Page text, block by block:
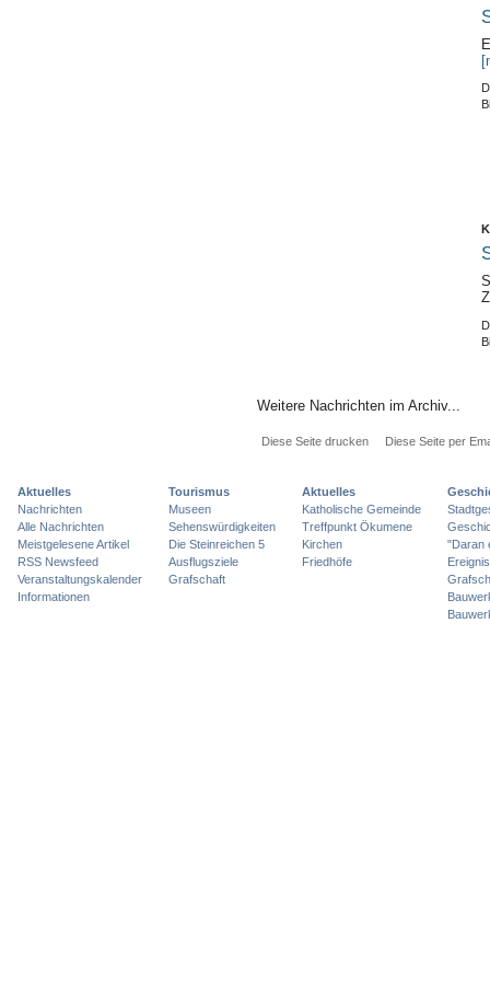
Weitere Nachrichten im Archiv...
Diese Seite drucken Diese Seite per
Aktuelles
Nachrichten
Alle Nachrichten
Meistgelesene Artikel
RSS Newsfeed
Veranstaltungskalender
Informationen
Tourismus
Museen
Sehenswürdigkeiten
Die Steinreichen 5
Ausflugsziele
Grafschaft
Aktuelles
Katholische Gemeinde
Treffpunkt Ökumene
Kirchen
Friedhöfe
"Daran